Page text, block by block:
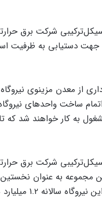
شرکت برق
جهت دستیابی به ظرفیت
به کار خواهند شد
در مصرف گاز طبیعی صرفه‌جویی خواهد شد.